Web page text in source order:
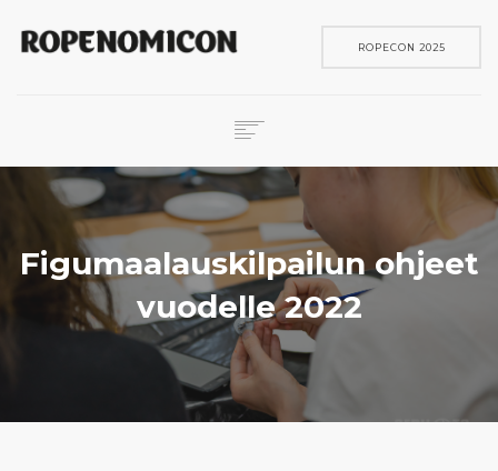
ROPECON 2025
ROPECON
IN ENGLISH
SEARCH
Figumaalauskilpailun ohjeet
vuodelle 2022